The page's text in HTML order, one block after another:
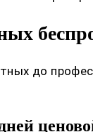
до